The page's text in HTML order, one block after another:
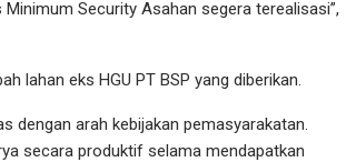
Security Asahan segera terealisasi”,
lahan eks HGU PT BSP yang diberikan.
dengan arah kebijakan pemasyarakatan.
secara produktif selama mendapatkan